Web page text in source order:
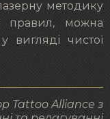
методику
правил, можна
вигляді чистої
Tattoo Alliance з